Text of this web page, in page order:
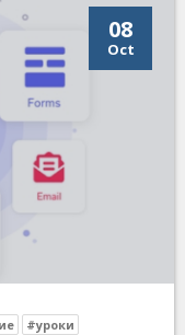
08
Oct
#уроки